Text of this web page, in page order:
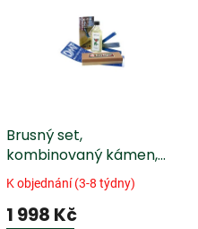
Brusný set,
kombinovaný kámen,
brousek DMT® Diafold a
olej - 3 ks
K objednání (3-8 týdny)
1 998 Kč